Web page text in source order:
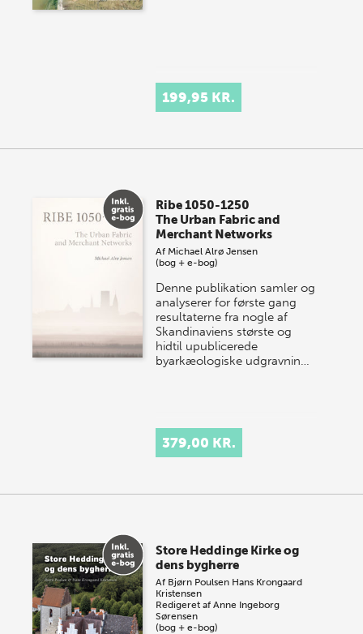
199,95 KR.
Ribe 1050-1250
The Urban Fabric and
Merchant Networks
Af Michael Alrø Jensen
(bog + e-bog)
Denne publikation samler og
analyserer for første gang
resultaterne fra nogle af
Skandinaviens største og
hidtil upublicerede
byarkæologiske udgravnin…
379,00 KR.
Store Heddinge Kirke og
dens bygherre
Af Bjørn Poulsen Hans Krongaard
Kristensen
Redigeret afAnne Ingeborg
Sørensen
(bog + e-bog)